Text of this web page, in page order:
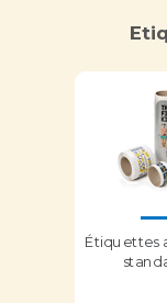
Étiquettes